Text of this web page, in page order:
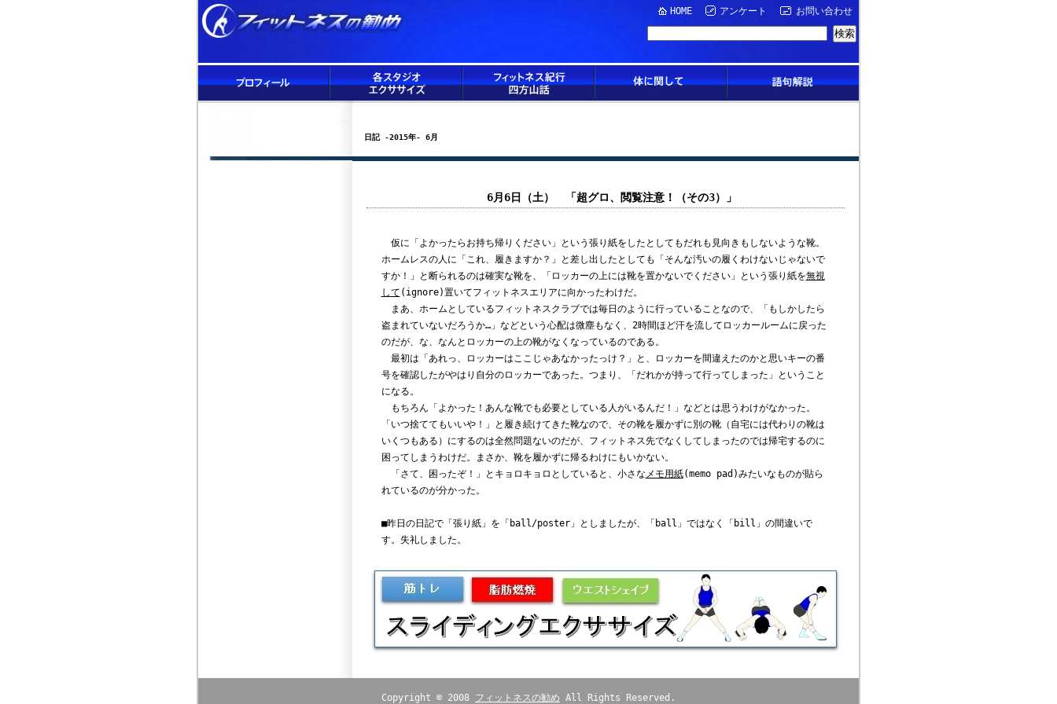
HOME アンケート お問い合わせ
日記 -2015年- 6月
6月6日（土） 「超グロ、閲覧注意！（その3）」
仮に「よかったらお持ち帰りください」という張り紙をしたとしてもだれも見向きもしないような靴。
ホームレスの人に「これ、履きますか？」と差し出したとしても「そんな汚いの履くわけないじゃないで
すか！」と断られるのは確実な靴を、「ロッカーの上には靴を置かないでください」という張り紙を無視
して (ignore)置いてフィットネスエリアに向かったわけだ。
まあ、ホームとしているフィットネスクラブでは毎日のように行っていることなので、「もしかしたら
盗まれていないだろうか…」などという心配は微塵もなく、2時間ほど汗を流してロッカールームに戻った
のだが、な、なんとロッカーの上の靴がなくなっているのである。
最初は「あれっ、ロッカーはここじゃあなかったっけ？」と、ロッカーを間違えたのかと思いキーの番
号を確認したがやはり自分のロッカーであった。つまり、「だれかが持って行ってしまった」ということ
になる。
もちろん「よかった！あんな靴でも必要としている人がいるんだ！」などとは思うわけがなかった。
「いつ捨ててもいいや！」と履き続けてきた靴なので、その靴を履かずに別の靴（自宅には代わりの靴は
いくつもある）にするのは全然問題ないのだが、フィットネス先でなくしてしまったのでは帰宅するのに
困ってしまうわけだ。まさか、靴を履かずに帰るわけにもいかない。
「さて、困ったぞ！」とキョロキョロとしていると、小さな メモ用紙(memo pad)みたいなものが貼ら
れているのが分かった。
■昨日の日記で「張り紙」を「ball/poster」としましたが、「ball」ではなく「bill」の間違いで
す。失礼しました。
Copyright © 2008 フィットネスの勧め All Rights Reserved.